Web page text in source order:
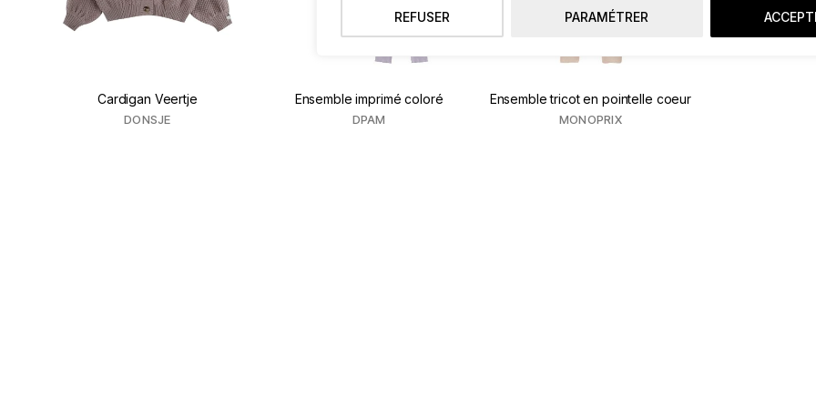
PARAMÉTRER
REFUSER
Cardigan Veertje
DONSJE
Ensemble imprimé coloré
DPAM
Ensemble tricot en pointelle coeur
MONOPRIX